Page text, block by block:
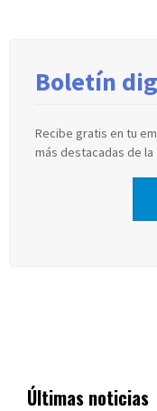
Boletín
Recibe gratis en tu
más destacadas de la
Últimas noticias